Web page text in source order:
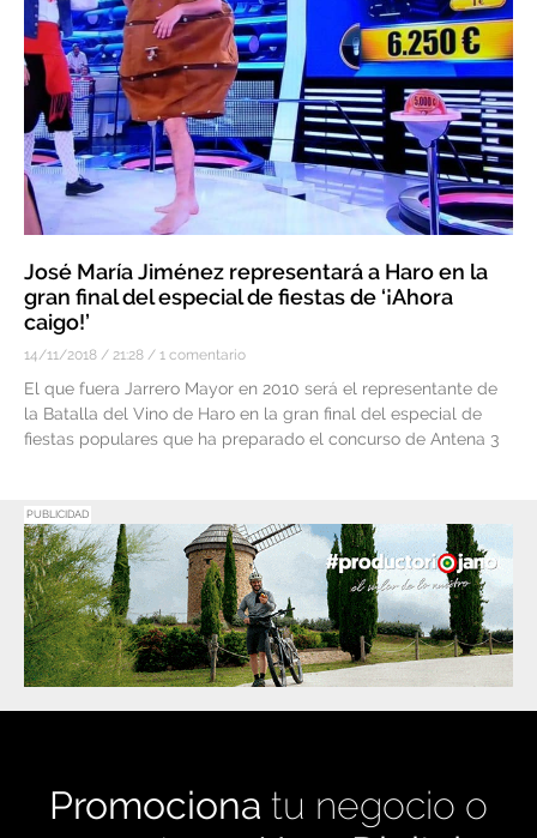
José María Jiménez representará a Haro en la
gran final del especial de fiestas de ‘¡Ahora
caigo!’
14/11/2018 21:28 1 comentario
El que fuera Jarrero Mayor en 2010 será el representante de
la Batalla del Vino de Haro en la gran final del especial de
fiestas populares que ha preparado el concurso de Antena 3
PUBLICIDAD
Promociona tu negocio o